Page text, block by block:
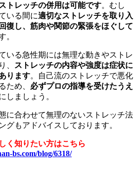
トレッチの併用は可能です。むし
いる間に適切なストレッチを取り入
復し、筋肉や関節の緊張をほぐして
。
いる急性期には無理な動きやストレ
、
ストレッチの内容や強度は症状に
ります。自己流のストレッチで悪化
ため、 必ずプロの指導を受けたうえ
しましょう。
に合わせて無理のないストレッチ法
グもアドバイスしております。
く知りたい方はこちら
bs.com/blog/6318/